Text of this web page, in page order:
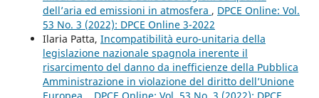
dell’aria ed emissioni in atmosfera , DPCE Online: Vol.
53 No. 3 (2022): DPCE Online 3-2022
Ilaria Patta, Incompatibilità euro-unitaria della
legislazione nazionale spagnola inerente il
risarcimento del danno da inefficienze della Pubblica
Amministrazione in violazione del diritto dell’Unione